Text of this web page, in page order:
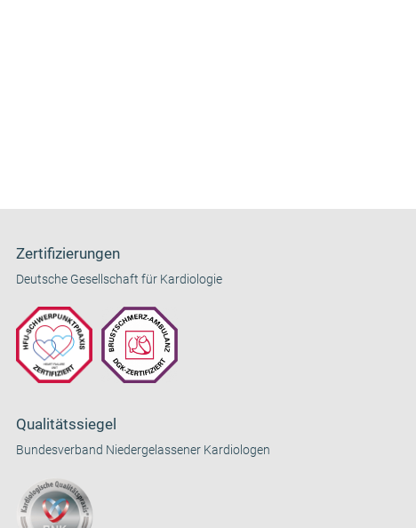
Zertifizierungen
Deutsche Gesellschaft für Kardiologie
Qualitätssiegel
Bundesverband Niedergelassener Kardiologen